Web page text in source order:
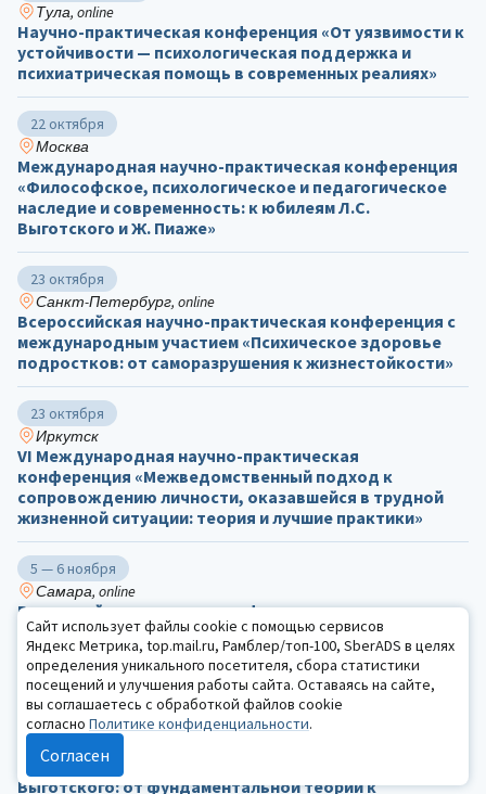
Тула, online
Научно-практическая конференция «От уязвимости к
устойчивости — психологическая поддержка и
психиатрическая помощь в современных реалиях»
22 октября
Москва
Международная научно-практическая конференция
«Философское, психологическое и педагогическое
наследие и современность: к юбилеям Л.С.
Выготского и Ж. Пиаже»
23 октября
Санкт-Петербург, online
Всероссийская научно-практическая конференция с
международным участием «Психическое здоровье
подростков: от саморазрушения к жизнестойкости»
23 октября
Иркутск
VI Международная научно-практическая
конференция «Межведомственный подход к
сопровождению личности, оказавшейся в трудной
жизненной ситуации: теория и лучшие практики»
5 — 6 ноября
Самара, online
Всероссийская научная конференция с
международным участием «Исторические имена в
актуальной психологии»
17 — 20 ноября
Москва, online
Всероссийский межвузовский научно-практический
форум с международным участием «Время Л.С.
Выготского: от фундаментальной теории к
Сайт использует файлы cookie с помощью сервисов
Яндекс Метрика, top.mail.ru, Рамблер/топ-100, SberADS в целях
определения уникального посетителя, сбора статистики
посещений и улучшения работы сайта. Оставаясь на сайте,
вы соглашаетесь с обработкой файлов cookie
согласно Политике конфиденциальности.
Согласен